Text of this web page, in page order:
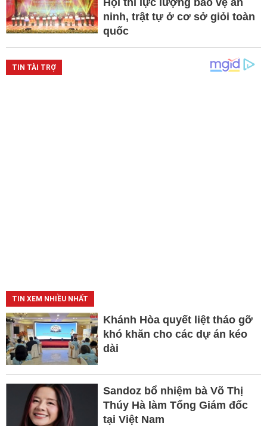
ninh, trật tự ở cơ sở giỏi toàn
quốc
TIN XEM NHIỀU NHẤT
Khánh Hòa quyết liệt tháo gỡ
khó khăn cho các dự án kéo
dài
Sandoz bổ nhiệm bà Võ Thị
Thúy Hà làm Tổng Giám đốc
tại Việt Nam